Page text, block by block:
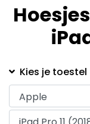
Kies je toestel